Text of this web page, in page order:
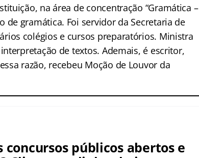
na área de concentração “Gramática –
de gramática. Foi servidor da Secretaria de
colégios e cursos preparatórios. Ministra
de textos. Ademais, é escritor,
razão, recebeu Moção de Louvor da
públicos abertos e